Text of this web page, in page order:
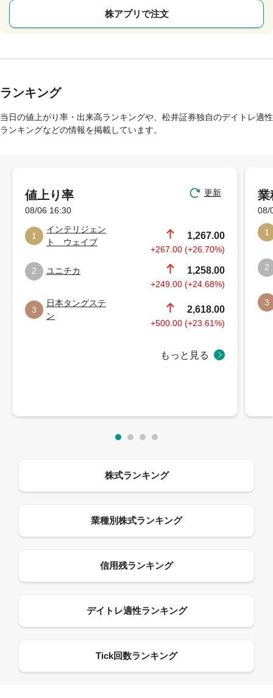
株アプリで注文
ランキング
当日の値上がり率・出来高ランキングや、松井証券独自のデイトレ適性
ランキングなどの情報を掲載しています。